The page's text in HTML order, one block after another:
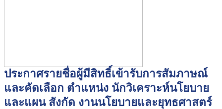
ประกาศรายชื่อผู้มีสิทธิ์เข้ารับการสัมภาษณ์
และคัดเลือก ตำแหน่ง นักวิเคราะห์นโยบาย
และแผน สังกัด งานนโยบายและยุทธศาสตร์